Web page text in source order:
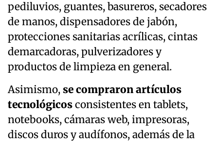
pediluvios, guantes, basureros, secadores
de manos, dispensadores de jabón,
protecciones sanitarias acrílicas, cintas
demarcadoras, pulverizadores y
productos de limpieza en general.
Asimismo, se compraron artículos
tecnológicosconsistentes en tablets,
notebooks, cámaras web, impresoras,
discos duros y audífonos, además de la